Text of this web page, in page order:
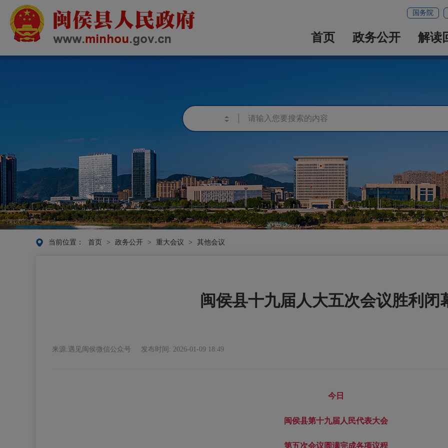
国务院
首页 政务公开 解读
当前位置： 首页 > 政务公开 > 重大会议 > 其他会议
闽侯县十九届人大五次会议胜利闭
来源:遇见闽侯微信公众号 发布时间: 2026-01-09 18:49
今日
闽侯县第十九届人民代表大会
第五次会议圆满完成各项议程